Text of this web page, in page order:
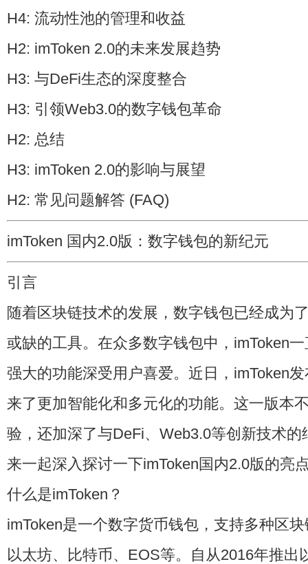
H4: 流动性池的管理和收益
H2: imToken 2.0的未来发展趋势
H3: 与DeFi生态的深度整合
H3: 引领Web3.0的数字钱包革命
H2: 总结
H3: imToken 2.0的影响与展望
H2: 常见问题解答 (FAQ)
imToken 国内2.0版：数字钱包的新纪元
引言
随着区块链技术的发展，数字钱包已经成为
或缺的工具。在众多数字钱包中，imToken
强大的功能深受用户喜爱。近日，imToken
来了更加智能化和多元化的功能。这一版本
验，还加深了与DeFi、Web3.0等创新技术
来一起深入探讨一下imToken国内2.0版的亮
什么是imToken？
imToken是一个数字货币钱包，支持多种区
以太坊、比特币、EOS等。自从2016年推出